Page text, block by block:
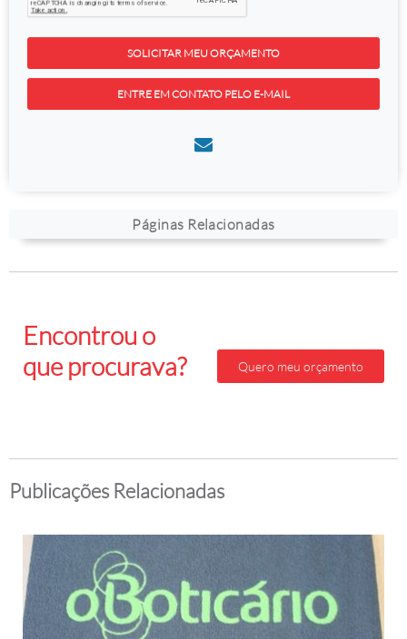
SOLICITAR MEU ORÇAMENTO
ENTRE EM CONTATO PELO E-MAIL
Páginas Relacionadas
Encontrou o
que procurava?
Quero meu orçamento
Publicações Relacionadas